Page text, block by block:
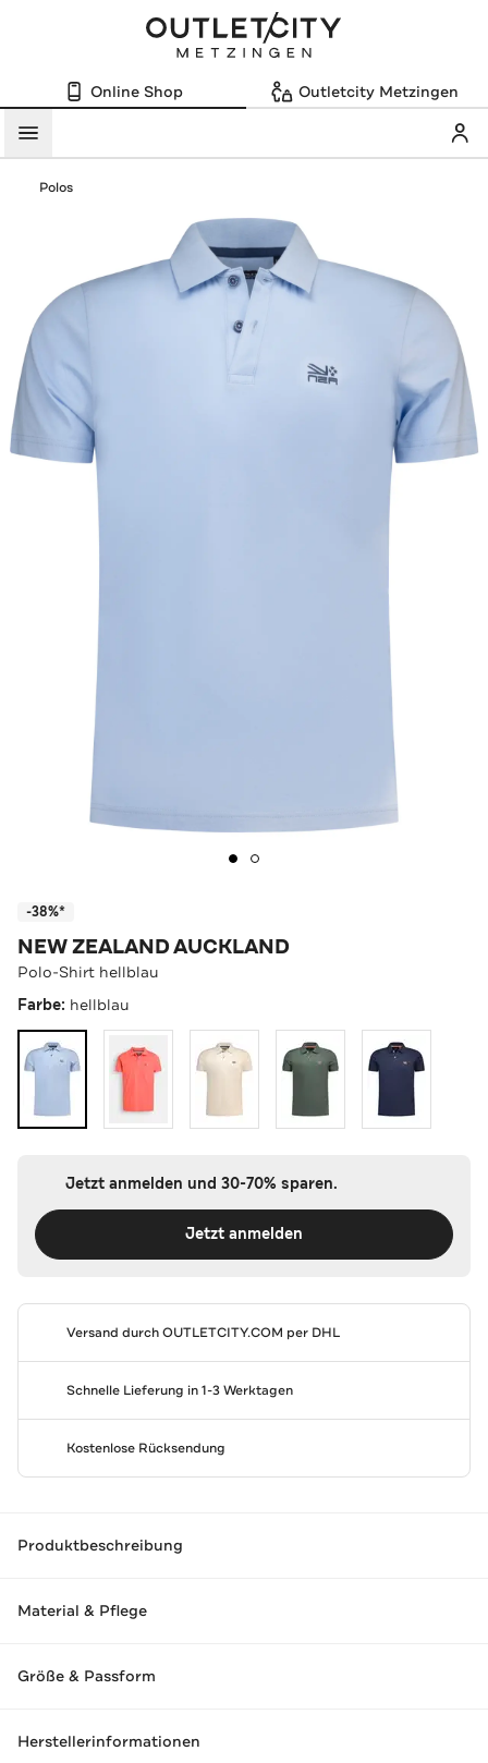
Online Shop Outletcity Metzingen
Menü
Polos
-38%*
NEW ZEALAND AUCKLAND
Polo-Shirt hellblau
Farbe: hellblau
Jetzt anmelden und 30-70% sparen.
Jetzt anmelden
Versand durchOUTLETCITY.COM per DHL
Schnelle Lieferung in 1-3 Werktagen
Kostenlose Rücksendung
Produktbeschreibung
Material & Pflege
Größe & Passform
Herstellerinformationen